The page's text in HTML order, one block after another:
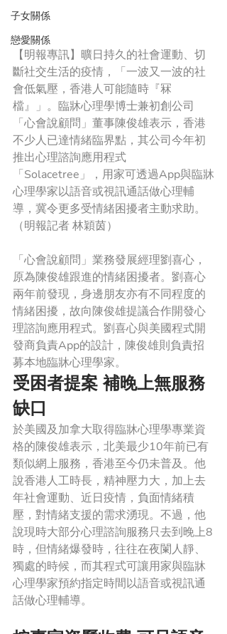
子女關係
戀愛關係
【明報專訊】曠日持久的社會運動、切
斷社交生活的疫情，「一波又一波的社
會低氣壓，香港人可能隨時『冧
檔』」。臨牀心理學博士兼初創公司
「心會說顧問」董事陳俊雄表示，香港
不少人已達情緒臨界點，其公司今年初
推出心理諮詢應用程式
「Solacetree」，用家可透過App與臨牀
心理學家以語音或視訊通話做心理輔
導，冀令更多受情緒困擾者主動求助。
（明報記者 林穎茵）
「心會說顧問」業務發展經理劉喜心，
原為陳俊雄跟進的情緒困擾者。劉喜心
兩年前發現，身邊朋友亦有不同程度的
情緒困擾，故向陳俊雄提議合作開發心
理諮詢應用程式。劉喜心與美國程式開
發商負責App的設計，陳俊雄則負責招
募本地臨牀心理學家。
受困者提案 補晚上無服務
缺口
於美國及加拿大取得臨牀心理學專業資
格的陳俊雄表示，北美最少10年前已有
類似網上服務，香港至今仍未普及。他
說香港人工時長，精神壓力大，加上去
年社會運動、近日疫情，負面情緒積
壓，對情緒支援的需求湧現。不過，他
說現時大部分心理諮詢服務只去到晚上8
時，但情緒爆發時，往往在夜闌人靜、
獨處的時候，而其程式可讓用家與臨牀
心理學家預約指定時間以語音或視訊通
話做心理輔導。